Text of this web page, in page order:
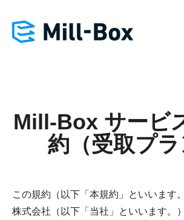
Mill-Box サービ
約（受取プラ
この規約（以下「本規約」といいます
株式会社（以下「当社」といいます。